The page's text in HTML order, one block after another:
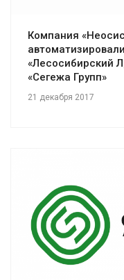
Компания
«Лесосибирский
«Сегежа Групп»
21 декабря 2017